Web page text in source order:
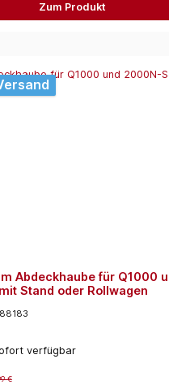
Zum Produkt
Abdeckhaube für Q1000
Stand oder Rollwagen
verfügbar
€